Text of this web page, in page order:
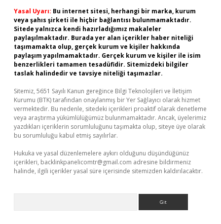
Yasal Uyarı: Bu internet sitesi, herhangi bir marka, kurum
veya şahıs şirketi ile hiçbir bağlantısı bulunmamaktadır.
Sitede yalnızca kendi hazırladığımız makaleler
paylaşılmaktadır. Burada yer alan içerikler haber niteliği
taşımamakta olup, gerçek kurum ve kişiler hakkında
paylaşım yapılmamaktadır. Gerçek kurum ve kişiler ile isim
benzerlikleri tamamen tesadüfidir. Sitemizdeki bilgiler
taslak halindedir ve tavsiye niteliği taşımazlar.
Sitemiz, 5651 Sayılı Kanun gereğince Bilgi Teknolojileri ve İletişim
Kurumu (BTK) tarafından onaylanmış bir Yer Sağlayıcı olarak hizmet
vermektedir. Bu nedenle, sitedeki içerikleri proaktif olarak denetleme
veya araştırma yükümlülüğümüz bulunmamaktadır. Ancak, üyelerimiz
yazdıkları içeriklerin sorumluluğunu taşımakta olup, siteye üye olarak
bu sorumluluğu kabul etmiş sayılırlar.
Hukuka ve yasal düzenlemelere aykırı olduğunu düşündüğünüz
içerikleri, backlinkpanelicomtr@gmail.com adresine bildirmeniz
halinde, ilgili içerikler yasal süre içerisinde sitemizden kaldırılacaktır.